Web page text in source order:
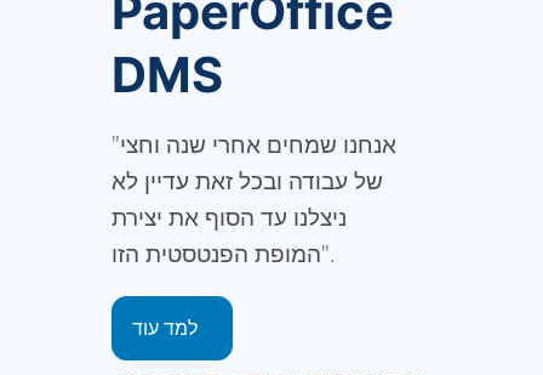
DMS
"אנחנו שמחים אחרי שנה וחצי
של עבודה ובכל זאת עדיין לא
ניצלנו עד הסוף את יצירת
המופת הפנטסטית הזו".
למד עוד